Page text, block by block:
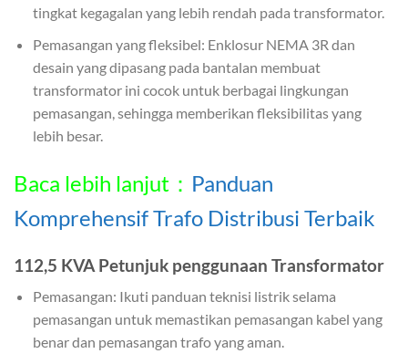
tingkat kegagalan yang lebih rendah pada transformator.
Pemasangan yang fleksibel: Enklosur NEMA 3R dan
desain yang dipasang pada bantalan membuat
transformator ini cocok untuk berbagai lingkungan
pemasangan, sehingga memberikan fleksibilitas yang
lebih besar.
Baca lebih lanjut： Panduan
Komprehensif Trafo Distribusi Terbaik
112,5 KVA Petunjuk penggunaan Transformator
Pemasangan: Ikuti panduan teknisi listrik selama
pemasangan untuk memastikan pemasangan kabel yang
benar dan pemasangan trafo yang aman.